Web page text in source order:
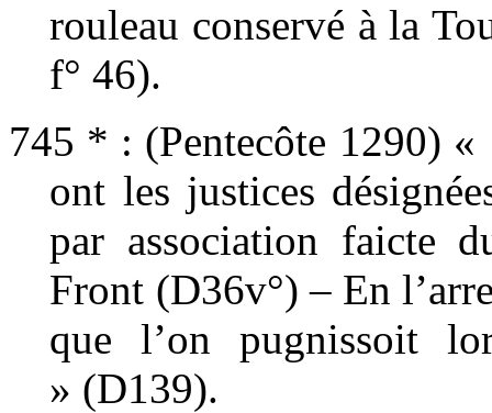
rouleau conservé à la
f° 46).
745 * : (Pentecôte 1290)
ont les justices
par association faicte
Front (D36v°) – En
que l’on pugnissoit
» (D139).